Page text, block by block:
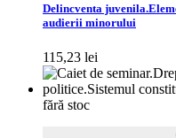
Delincventa
audierii minorului
115,23 lei
fără stoc